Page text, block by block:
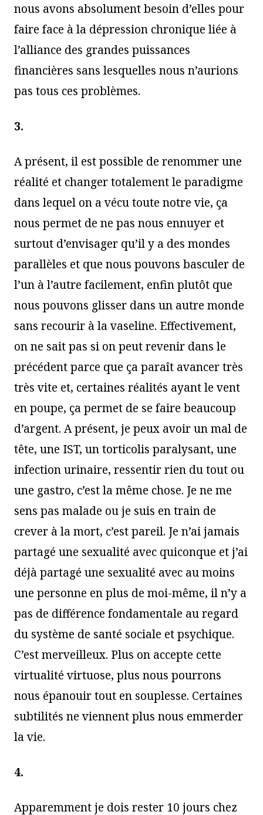
nous avons absolument besoin d’elles pour
faire face à la dépression chronique liée à
l’alliance des grandes puissances
financières sans lesquelles nous n’aurions
pas tous ces problèmes.
3.
A présent, il est possible de renommer une
réalité et changer totalement le paradigme
dans lequel on a vécu toute notre vie, ça
nous permet de ne pas nous ennuyer et
surtout d’envisager qu’il y a des mondes
parallèles et que nous pouvons basculer de
l’un à l’autre facilement, enfin plutôt que
nous pouvons glisser dans un autre monde
sans recourir à la vaseline. Effectivement,
on ne sait pas si on peut revenir dans le
précédent parce que ça paraît avancer très
très vite et, certaines réalités ayant le vent
en poupe, ça permet de se faire beaucoup
d’argent. A présent, je peux avoir un mal de
tête, une IST, un torticolis paralysant, une
infection urinaire, ressentir rien du tout ou
une gastro, c’est la même chose. Je ne me
sens pas malade ou je suis en train de
crever à la mort, c’est pareil. Je n’ai jamais
partagé une sexualité avec quiconque et j’ai
déjà partagé une sexualité avec au moins
une personne en plus de moi-même, il n’y a
pas de différence fondamentale au regard
du système de santé sociale et psychique.
C’est merveilleux. Plus on accepte cette
virtualité virtuose, plus nous pourrons
nous épanouir tout en souplesse. Certaines
subtilités ne viennent plus nous emmerder
la vie.
4.
Apparemment je dois rester 10 jours chez